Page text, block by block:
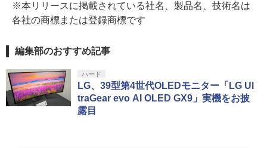
※本リリースに掲載されている社名、製品名、技術名は
各社の商標または登録商標です
編集部のおすすめ記事
ハード
LG、39型第4世代OLEDモニター「LG Ul
traGear evo AI OLED GX9」実機をお披
露目